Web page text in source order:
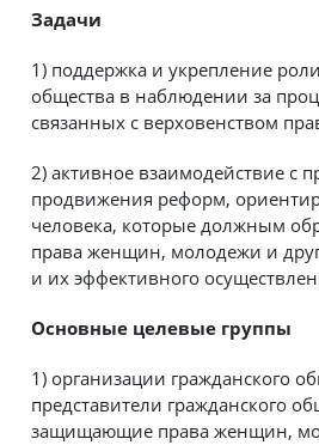
Задачи
1) поддержка и укрепление
общества в наблюдении за
связанных с верховенством
2) активное взаимодействие с
продвижения реформ,
человека, которые должным
права женщин, молодежи и
и их эффективного
Основные целевые группы
1) организации гражданского
представители гражданского
защищающие права женщин,